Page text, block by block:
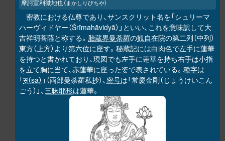
摩訶室利微地也（まかしりびちや）
密教における仏尊であり、サンスクリット名を「シュリーマ
ハーヴィドヤー（Śrīmahāvidyā）」といい、これを意味訳して大
吉祥明菩薩と称する。 胎蔵界曼荼羅の観自在院の第二列（中列）
東方（上方）より第六位に座す。秘蔵記には白肉色で左手に蓮華
を持つと書かれており、現図でも左手に蓮華を持ち右手は小指
を立て胸に当て、赤蓮華に座った姿で表されている。 種字は
「स（sa） 」（両部曼荼羅私抄）、 密号は「常慶金剛（じょうけいこん
ごう）」、三昧耶形は蓮華。